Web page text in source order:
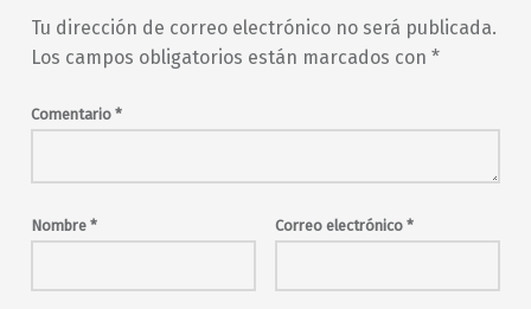
Tu dirección de correo electrónico no será publicada.
Los campos obligatorios están marcados con *
Comentario *
Nombre * Correo electrónico *